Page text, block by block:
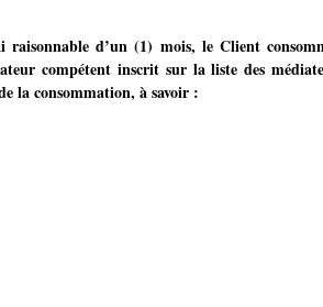
d’un (1) mois, le Client
compétent inscrit sur la liste des
la consommation, à savoir :